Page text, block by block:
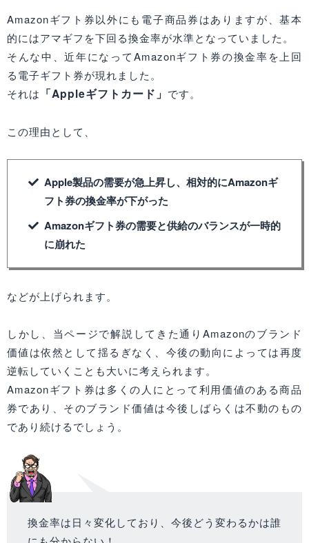
Amazonギフト券以外にも電子商品券はありますが、基本
的にはアマギフを下回る換金率が水準となっていました。
そんな中、近年になってAmazonギフト券の換金率を上回
る電子ギフト券が現れました。
それは 「Appleギフトカード」 です。
この理由として、
Apple製品の需要が急上昇し、相対的にAmazonギ
フト券の換金率が下がった
Amazonギフト券の需要と供給のバランスが一時的
に崩れた
などが上げられます。
しかし、当ページで解説してきた通りAmazonのブランド
価値は依然として揺るぎなく、今後の動向によっては再度
逆転していくことも大いに考えられます。
Amazonギフト券は多くの人にとって利用価値のある商品
券であり、そのブランド価値は今後しばらくは不動のもの
であり続けるでしょう。
換金率は日々変化しており、今後どう変わるかは誰